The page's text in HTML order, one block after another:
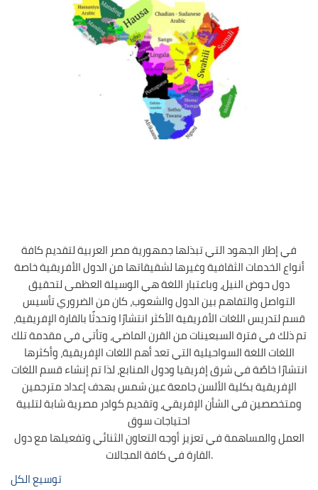
في إطار الجهود التي تبذلها جمهورية مصر العربية لتقديم كافة
أنواع الخدمات الثقافية وغيرها لشقيقاتها من الدول الأفريقية خاصة
دول حوض النيل، وباعتبار اللغة هي الوسيلة العظمى لتحقيق
التواصل والتفاهم بين الدول والشعوب، كان من الضروري تأسيس
قسم لتدريس اللغات الأفريقية الأكثر انتشارًا وتحدثًا بالقارة الإفريقية،
تم ذلك في فترة السبعينات من القرن الماضي، وتأتي في مقدمة تلك
اللغات اللغة السواحيلية التي تعد أهم اللغات الإفريقية، وأكثرها
انتشارًا خاصًة في شرق إفريقيا ودول المنابع، لذا تم إنشاء قسم اللغات
الإفريقية بكلية الألسن جامعة عين شمس بهدف إعداد مترجمين
ومتخصصين في الشأن الإفريقي، وتقديم كوادر مصرية شابة لتلبية
احتياجات سوق
العمل والمساهمة في تعزيز أوجه التعاون الثنائي وتفعيلها مع دول
القارة في كافة المجالات.
توسيع الكل